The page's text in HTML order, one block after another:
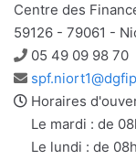
Centre des
59126 - 79061 -
Téléphone
05 49 09 98 70
Adresse
e-
mail
Horaires
Le mardi : de
Le lundi : de